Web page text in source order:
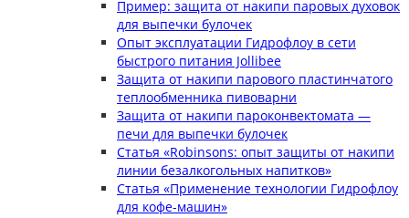
Пример: защита от накипи паровых духовок
для выпечки булочек
Опыт эксплуатации Гидрофлоу в сети
быстрого питания Jollibee
Защита от накипи парового пластинчатого
теплообменника пивоварни
Защита от накипи пароконвектомата —
печи для выпечки булочек
Статья «Robinsons: опыт защиты от накипи
линии безалкогольных напитков»
Статья «Применение технологии Гидрофлоу
для кофе-машин»